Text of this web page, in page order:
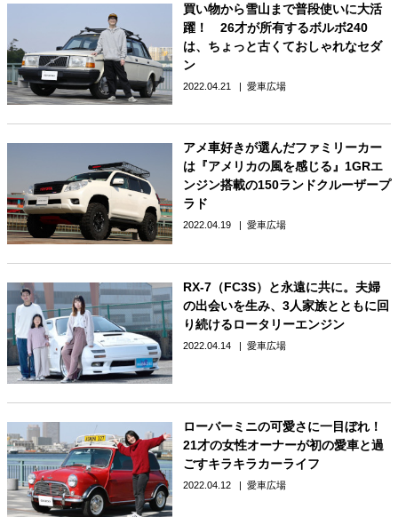
買い物から雪山まで普段使いに大活
躍！ 26才が所有するボルボ240
は、ちょっと古くておしゃれなセダ
ン
2022.04.21 愛車広場
アメ車好きが選んだファミリーカー
は『アメリカの風を感じる』1GRエ
ンジン搭載の150ランドクルーザープ
ラド
2022.04.19 愛車広場
RX-7（FC3S）と永遠に共に。夫婦
の出会いを生み、3人家族とともに回
り続けるロータリーエンジン
2022.04.14 愛車広場
ローバーミニの可愛さに一目ぼれ！
21才の女性オーナーが初の愛車と過
ごすキラキラカーライフ
2022.04.12 愛車広場